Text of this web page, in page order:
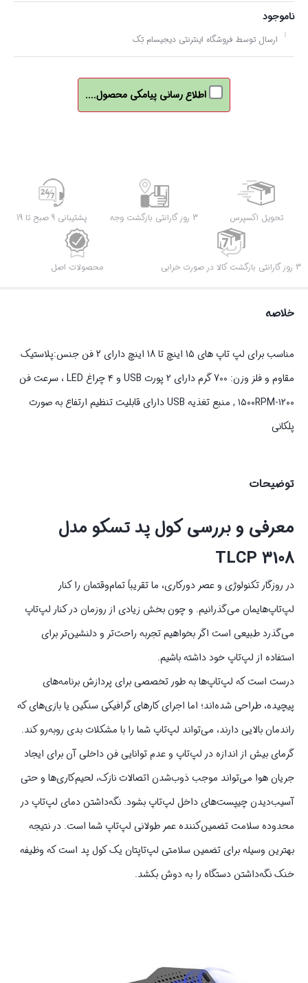
ناموجود
ارسال توسط فروشگاه اینترنتی دیجیسام تِک
اطلاع رسانی پیامکی محصول....
تحویل اکسپرس 3 روز گارانتی بازگشت وجه پشتیبانی 9 صبح تا 19
3 روز گارانتی بازگشت کالا در صورت خرابی محصولات اصل
خلاصه
مناسب برای لپ تاپ های 15 اینچ تا 18 اینچ دارای 2 فن جنس:پلاستیک
مقاوم و فلز وزن: 700 گرم دارای ۲ پورت USB و ۴ چراغ LED ، سرعت فن
۱۵۰۰RPM-۱۲۰۰ , منبع تغذیه USB دارای قابلیت تنظیم ارتفاع به صورت
پلکانی
توضیحات
معرفی و بررسی کول پد تسکو مدل
TLCP 3108
در روزگار تکنولوژی و عصر دورکاری، ما تقریباً تمام‌وقتمان را کنار
لپ‌تاپ‌هایمان می‌گذرانیم. و چون بخش زیادی از روزمان در کنار لپ‌تاپ
می‌گذرد طبیعی است اگر بخواهیم تجربه راحت‌تر و دلنشین‌تر برای
استفاده از لپ‌تاپ خود داشته باشیم.
درست است که لپ‌تاپ‌ها به طور تخصصی برای پردازش برنامه‌های
پیچیده، طراحی شده‌اند؛ اما اجرای کارهای گرافیکی سنگین یا بازی‌های که
راندمان بالایی دارند، می‌تواند لپ‌تاپ شما را با مشکلات بدی روبه‌رو کند.
گرمای بیش از اندازه در لپ‌تاپ و عدم توانایی فن داخلی آن برای ایجاد
جریان هوا می‌تواند موجب ذوب‌شدن اتصالات نازک، لحیم‌کاری‌ها و حتی
آسیب‌دیدن چیپست‌های داخل لپ‌تاپ بشود. نگه‌داشتن دمای لپ‌تاپ در
محدوده سلامت تضمین‌کننده عمر طولانی لپ‌تاپ شما است. در نتیجه
بهترین وسیله برای تضمین سلامتی لپ‌تاپتان یک کول پد است که وظیفه
خنک نگه‌داشتن دستگاه را به دوش بکشد.